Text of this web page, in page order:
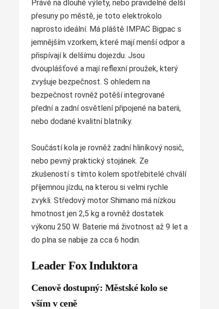
Právě na dlouhé výlety, nebo pravidelné delší
přesuny po městě, je toto elektrokolo
naprosto ideální. Má pláště IMPAC Bigpac s
jemnějším vzorkem, které mají menší odpor a
přispívají k delšímu dojezdu. Jsou
dvouplášťové a mají reflexní proužek, který
zvyšuje bezpečnost. S ohledem na
bezpečnost rovněž potěší integrované
přední a zadní osvětlení připojené na baterii,
nebo dodané kvalitní blatníky.
Součástí kola je rovněž zadní hliníkový nosič,
nebo pevný praktický stojánek. Ze
zkušeností s tímto kolem spotřebitelé chválí
příjemnou jízdu, na kterou si velmi rychle
zvykli. Středový motor Shimano má nízkou
hmotnost jen 2,5 kg a rovněž dostatek
výkonu 250 W. Baterie má životnost až 9 let a
do plna se nabije za cca 6 hodin.
Leader Fox Induktora
Cenově dostupný: Městské kolo se
vším v ceně